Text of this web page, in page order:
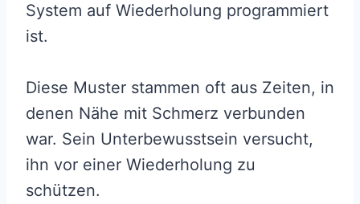
System auf Wiederholung programmiert
ist.
Diese Muster stammen oft aus Zeiten, in
denen Nähe mit Schmerz verbunden
war. Sein Unterbewusstsein versucht,
ihn vor einer Wiederholung zu
schützen.